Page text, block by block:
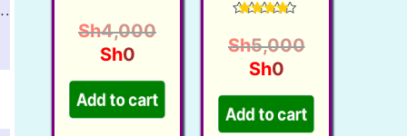
4.46
out of 5
Sh4,000O
i
g
i
Sh0C
u
r
r
Add to cart
4.57
out of 5
Sh5,000O
i
g
Sh0C
u
r
Add to cart